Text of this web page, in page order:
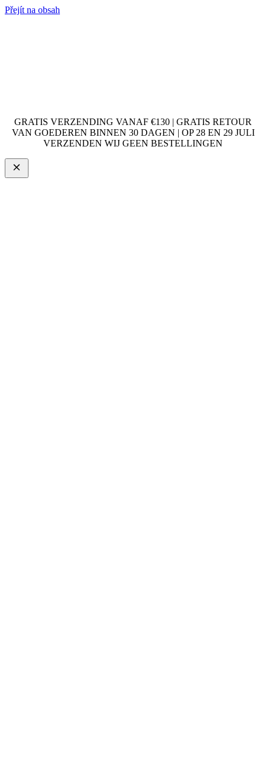
Přejít na obsah
GRATIS VERZENDING VANAF €130 | GRATIS RETOUR
VAN GOEDEREN BINNEN 30 DAGEN | OP 28 EN 29 JULI
VERZENDEN WIJ GEEN BESTELLINGEN